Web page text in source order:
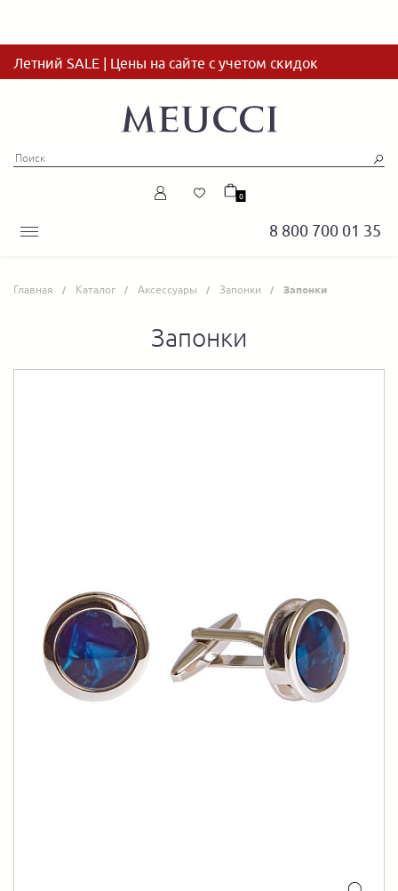
Летний SALE | Цены на сайте с учетом скидок
8 800 700 01 35
0
Главная Каталог Аксессуары Запонки Запонки
Запонки